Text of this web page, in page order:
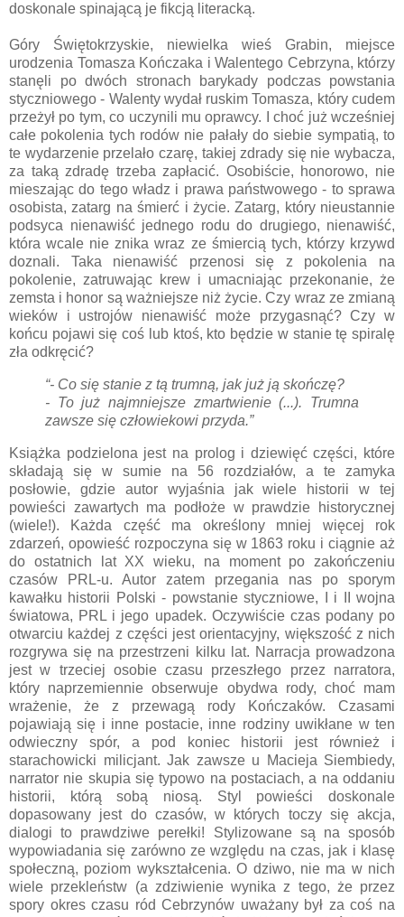
doskonale spinającą je fikcją literacką.
Góry Świętokrzyskie, niewielka wieś Grabin, miejsce
urodzenia Tomasza Kończaka i Walentego Cebrzyna, którzy
stanęli po dwóch stronach barykady podczas powstania
styczniowego - Walenty wydał ruskim Tomasza, który cudem
przeżył po tym, co uczynili mu oprawcy. I choć już wcześniej
całe pokolenia tych rodów nie pałały do siebie sympatią, to
te wydarzenie przelało czarę, takiej zdrady się nie wybacza,
za taką zdradę trzeba zapłacić. Osobiście, honorowo, nie
mieszając do tego władz i prawa państwowego - to sprawa
osobista, zatarg na śmierć i życie. Zatarg, który nieustannie
podsyca nienawiść jednego rodu do drugiego, nienawiść,
która wcale nie znika wraz ze śmiercią tych, którzy krzywd
doznali. Taka nienawiść przenosi się z pokolenia na
pokolenie, zatruwając krew i umacniając przekonanie, że
zemsta i honor są ważniejsze niż życie. Czy wraz ze zmianą
wieków i ustrojów nienawiść może przygasnąć? Czy w
końcu pojawi się coś lub ktoś, kto będzie w stanie tę spiralę
zła odkręcić?
“- Co się stanie z tą trumną, jak już ją skończę?
- To już najmniejsze zmartwienie (...). Trumna
zawsze się człowiekowi przyda.”
Książka podzielona jest na prolog i dziewięć części, które
składają się w sumie na 56 rozdziałów, a te zamyka
posłowie, gdzie autor wyjaśnia jak wiele historii w tej
powieści zawartych ma podłoże w prawdzie historycznej
(wiele!). Każda część ma określony mniej więcej rok
zdarzeń, opowieść rozpoczyna się w 1863 roku i ciągnie aż
do ostatnich lat XX wieku, na moment po zakończeniu
czasów PRL-u. Autor zatem przegania nas po sporym
kawałku historii Polski - powstanie styczniowe, I i II wojna
światowa, PRL i jego upadek. Oczywiście czas podany po
otwarciu każdej z części jest orientacyjny, większość z nich
rozgrywa się na przestrzeni kilku lat. Narracja prowadzona
jest w trzeciej osobie czasu przeszłego przez narratora,
który naprzemiennie obserwuje obydwa rody, choć mam
wrażenie, że z przewagą rody Kończaków. Czasami
pojawiają się i inne postacie, inne rodziny uwikłane w ten
odwieczny spór, a pod koniec historii jest również i
starachowicki milicjant. Jak zawsze u Macieja Siembiedy,
narrator nie skupia się typowo na postaciach, a na oddaniu
historii, którą sobą niosą. Styl powieści doskonale
dopasowany jest do czasów, w których toczy się akcja,
dialogi to prawdziwe perełki! Stylizowane są na sposób
wypowiadania się zarówno ze względu na czas, jak i klasę
społeczną, poziom wykształcenia. O dziwo, nie ma w nich
wiele przekleństw (a zdziwienie wynika z tego, że przez
spory okres czasu ród Cebrzynów uważany był za coś na